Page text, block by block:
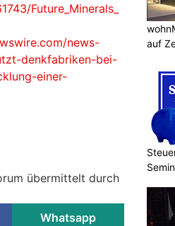
Future_Minerals_
news-
denkfabriken-bei-
einer-
übermittelt durch
Whatsapp
auf